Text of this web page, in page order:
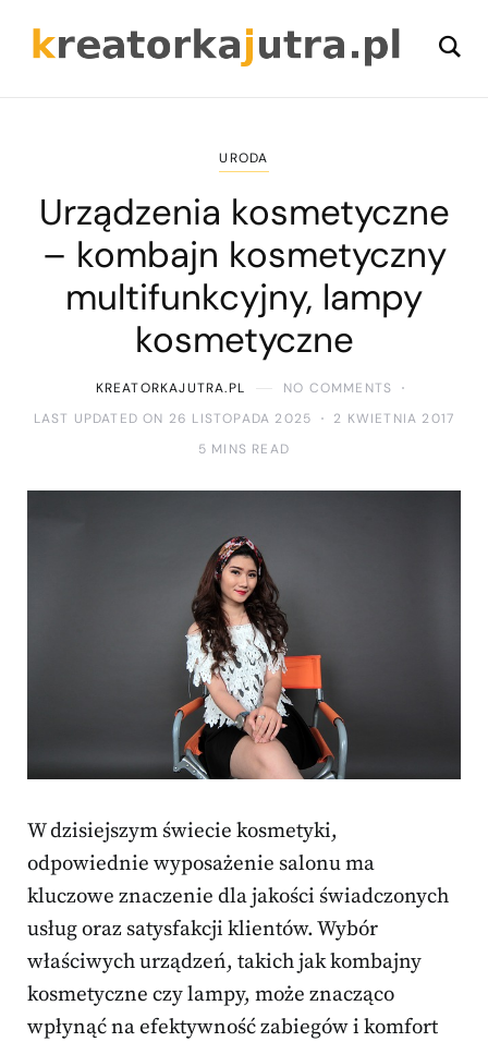
URODA
Urządzenia kosmetyczne
– kombajn kosmetyczny
multifunkcyjny, lampy
kosmetyczne
KREATORKAJUTRA.PL
NO COMMENTS
LAST UPDATED ON 26 LISTOPADA 2025
2 KWIETNIA 2017
5 MINS READ
W dzisiejszym świecie kosmetyki,
odpowiednie wyposażenie salonu ma
kluczowe znaczenie dla jakości świadczonych
usług oraz satysfakcji klientów. Wybór
właściwych urządzeń, takich jak kombajny
kosmetyczne czy lampy, może znacząco
wpłynąć na efektywność zabiegów i komfort